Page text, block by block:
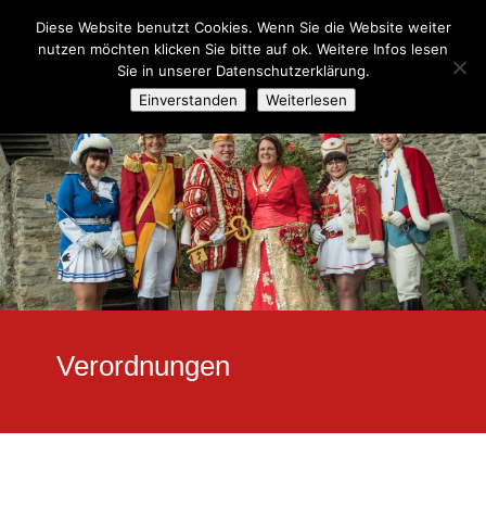
Verordnungen
Diese Website benutzt Cookies. Wenn Sie die Website weiter
nutzen möchten klicken Sie bitte auf ok. Weitere Infos lesen
Sie in unserer Datenschutzerklärung.
Einverstanden
Weiterlesen